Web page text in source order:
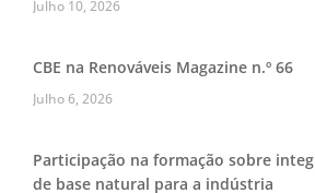
Julho 10, 2026
CBE na Renováveis Magazine n.º 66
Julho 6, 2026
Participação na formação sobre
de base natural para a indústria